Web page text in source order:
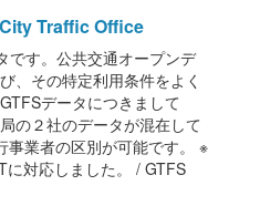
Traffic Office
です。公共交通オープンデ
、その特定利用条件をよく
データにつきまして
の２社のデータが混在して
事業者の区別が可能です。 ※
対応しました。 / GTFS